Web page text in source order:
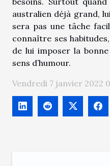
australien déjà grand,
sera pas une tâche
connaître ses
de lui imposer la
sens d’humour.
Vendredi 7 janvier 2022